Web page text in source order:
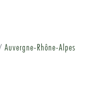
Auvergne-Rhône-Alpes